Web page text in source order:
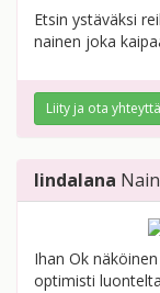
Etsin ystäväksi
nainen joka
Liity ja ota yhteyttä
lindalana
Ihan Ok
optimisti